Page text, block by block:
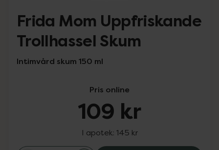
Frida Mom Uppfriskande
Trollhassel Skum
Intimvård skum 150 ml
Pris online
109 kr
I apotek: 145 kr